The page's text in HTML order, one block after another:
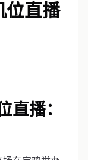
位直播
播：